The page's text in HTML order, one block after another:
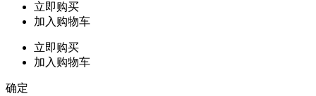
立即购买
加入购物车
立即购买
加入购物车
确定